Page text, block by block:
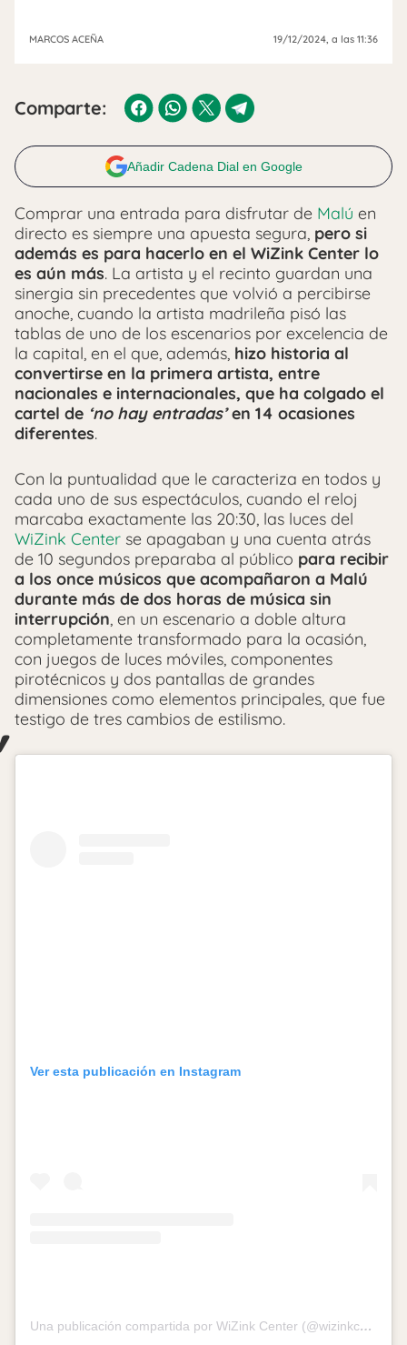
MARCOS ACEÑA 19/12/2024, a las 11:36
Comparte:
Añadir Cadena Dial en Google
Comprar una entrada para disfrutar de Malú en
directo es siempre una apuesta segura, pero si
además es para hacerlo en el WiZink Center lo
es aún más. La artista y el recinto guardan una
sinergia sin precedentes que volvió a percibirse
anoche, cuando la artista madrileña pisó las
tablas de uno de los escenarios por excelencia de
la capital, en el que, además, hizo historia al
convertirse en la primera artista, entre
nacionales e internacionales, que ha colgado el
cartel de ‘no hay entradas’en 14 ocasiones
diferentes.
Con la puntualidad que le caracteriza en todos y
cada uno de sus espectáculos, cuando el reloj
marcaba exactamente las 20:30, las luces del
WiZink Center se apagaban y una cuenta atrás
de 10 segundos preparaba al público para recibir
a los once músicos que acompañaron a Malú
durante más de dos horas de música sin
interrupción, en un escenario a doble altura
completamente transformado para la ocasión,
con juegos de luces móviles, componentes
pirotécnicos y dos pantallas de grandes
dimensiones como elementos principales, que fue
testigo de tres cambios de estilismo.
Ver esta publicación en Instagram
Una publicación compartida por WiZink Center (@wizinkcenter)